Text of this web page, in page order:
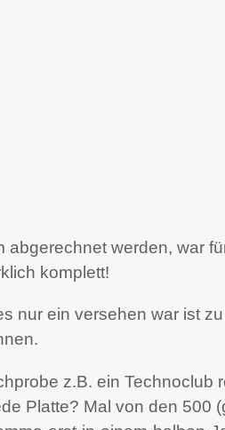
werden, war
komplett!
nur ein versehen war ist
z.B. ein
Platte? Mal von den